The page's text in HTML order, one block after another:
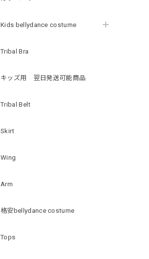
Kids bellydance costume
Tribal Bra
キッズ用 翌日発送可能商品
Tribal Belt
Skirt
Wing
Arm
格安bellydance costume
Tops